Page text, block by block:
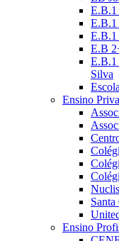
E.B.1
E.B.1
E.B.1
E.B
E.B.1
Silva
Ensino
Ensino